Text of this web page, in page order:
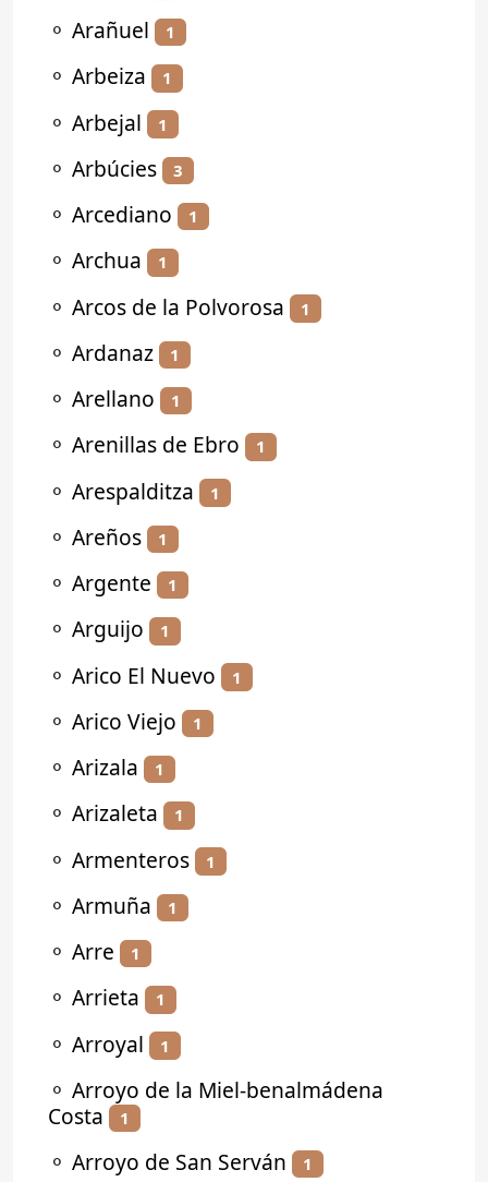
⚬ Arañuel 1
⚬ Arbeiza 1
⚬ Arbejal 1
⚬ Arbúcies 3
⚬ Arcediano 1
⚬ Archua 1
⚬ Arcos de la Polvorosa 1
⚬ Ardanaz 1
⚬ Arellano 1
⚬ Arenillas de Ebro 1
⚬ Arespalditza 1
⚬ Areños 1
⚬ Argente 1
⚬ Arguijo 1
⚬ Arico El Nuevo 1
⚬ Arico Viejo 1
⚬ Arizala 1
⚬ Arizaleta 1
⚬ Armenteros 1
⚬ Armuña 1
⚬ Arre 1
⚬ Arrieta 1
⚬ Arroyal 1
⚬ Arroyo de la Miel-benalmádena
Costa
1
⚬ Arroyo de San Serván 1